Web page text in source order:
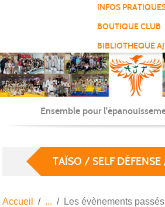
INFOS
BOUTIQUE CLUB
BIBLIOTHEQUE
Ensemble pour
TAÏSO / SELF DÉFENSE
Accueil Les évènements passés
Panneau de gestion des cookies